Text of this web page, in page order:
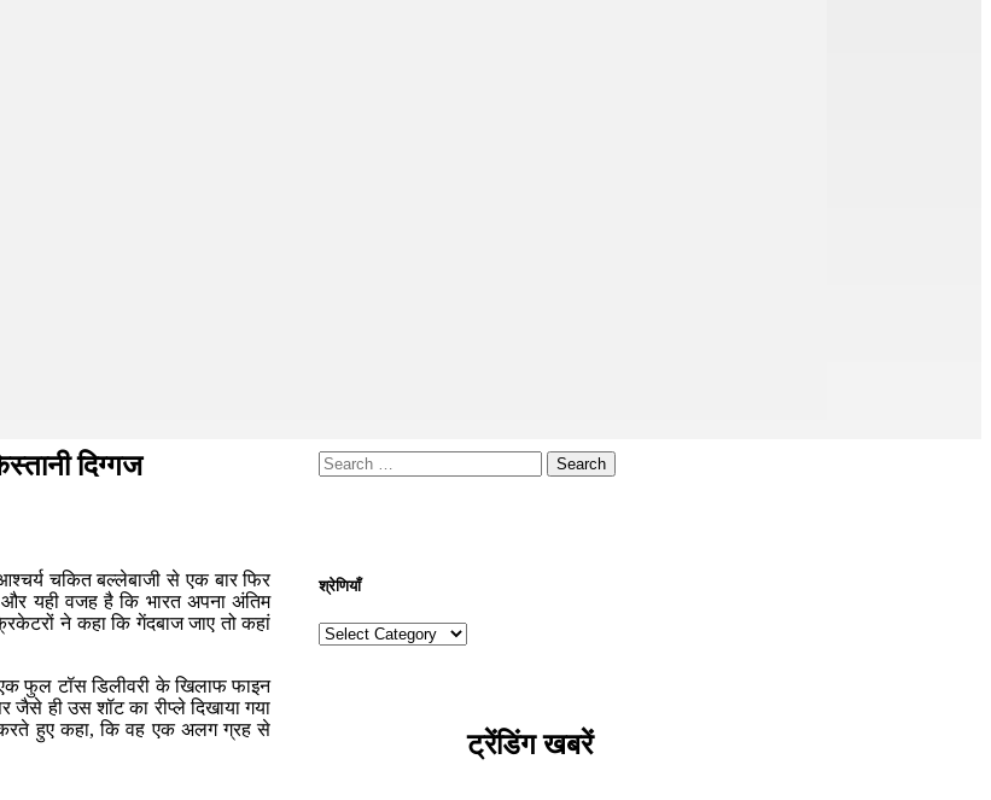
दिग्गज
चकित बल्लेबाजी से एक बार फिर
और यही वजह है कि भारत अपना अंतिम
ने कहा कि गेंदबाज जाए तो कहां
फुल टॉस डिलीवरी के खिलाफ फाइन
ही उस शॉट का रीप्ले दिखाया गया
करते हुए कहा, कि वह एक अलग ग्रह से
श्रेणियाँ​​
ट्रेंडिंग खबरें